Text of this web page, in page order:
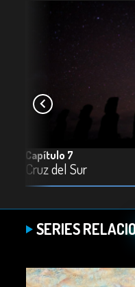
Capítulo 7
Cruz del Sur
SERIES